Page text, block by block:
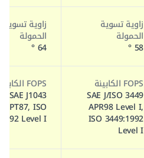
زاوية تسوية
الحمولة
58 °
زاوية تسوية
الحمولة
64 °
FOPS الكابينة
SAE J/ISO 3449
APR98 Level I,
ISO 3449:1992
Level I
FOPS الكابينة
SAE J1043
SEPT87, ISO
Level I